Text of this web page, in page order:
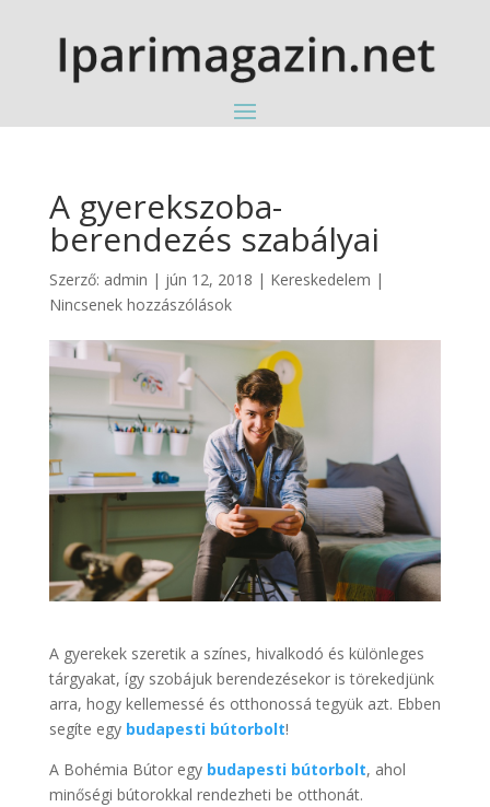
A gyerekszoba-
berendezés szabályai
Szerző: admin | jún 12, 2018 | Kereskedelem |
Nincsenek hozzászólások
A gyerekek szeretik a színes, hivalkodó és különleges
tárgyakat, így szobájuk berendezésekor is törekedjünk
arra, hogy kellemessé és otthonossá tegyük azt. Ebben
segíte egy budapesti bútorbolt!
A Bohémia Bútor egy budapesti bútorbolt, ahol
minőségi bútorokkal rendezheti be otthonát.